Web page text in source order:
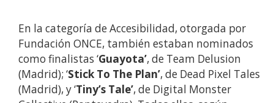
En la categoría de Accesibilidad, otorgada por
Fundación ONCE, también estaban nominados
como finalistas ‘Guayota’, de Team Delusion
(Madrid); ‘Stick To The Plan’, de Dead Pixel Tales
(Madrid), y ‘Tiny’s Tale’, de Digital Monster